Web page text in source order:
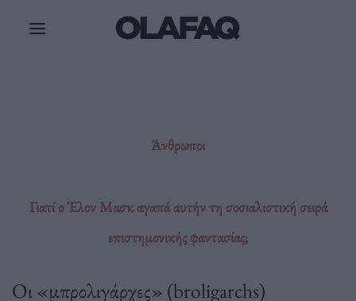
Άνθρωποι
Γιατί ο Έλον Μασκ αγαπά αυτήν τη σοσιαλιστική σειρά
επιστημονικής φαντασίας;
Οι «μπρολιγάρχες» (broligarchs)